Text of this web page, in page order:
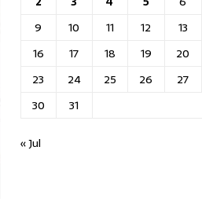
9
10 11 12 13
16
17 18 19 20
23
24 25 26 27
30
31
« Jul